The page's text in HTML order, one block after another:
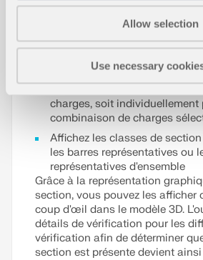
Allow selection
Use necessary
Choisissez entre différents
Bicolore », « Avec diagramme
Affichez les classes de section
charges, soit individuellement
combinaison de charges
Affichez les classes de
les barres représentatives ou
représentatives d'ensemble
Grâce à la représentation
section, vous pouvez les afficher
coup d'œil dans le modèle 3D.
détails de vérification pour les
vérification afin de déterminer
section est présente devient